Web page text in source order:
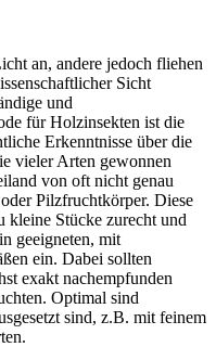
an, andere jedoch fliehen
Sicht
und
für Holzinsekten ist die
Erkenntnisse über die
vieler Arten gewonnen
von oft nicht genau
Pilzfruchtkörper. Diese
kleine Stücke zurecht und
geeigneten, mit
ein. Dabei sollten
exakt nachempfunden
Optimal sind
sind, z.B. mit feinem